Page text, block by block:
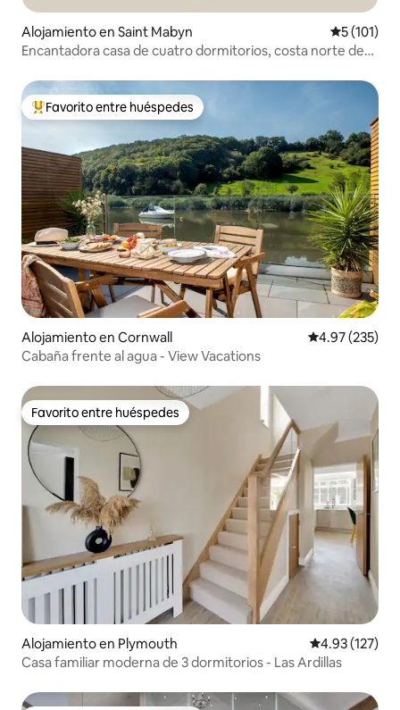
Alojamiento en Saint Mabyn
5 (101)
Encantadora casa de cuatro dormitorios, costa norte de
Favorito entre huéspedes preferido
Favorito entre huéspedes
Alojamiento en Cornwall Calificación
4.97 (235)
Cabaña frente al agua - View Vacations
Favorito entre huéspedes
Favorito entre huéspedes
Alojamiento en Plymouth Calificación
4.93 (127)
Casa familiar moderna de 3 dormitorios - Las Ardillas